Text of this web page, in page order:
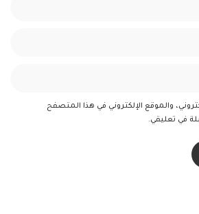
والموقع الإلكتروني في هذا المتصفح
في تعليقي.